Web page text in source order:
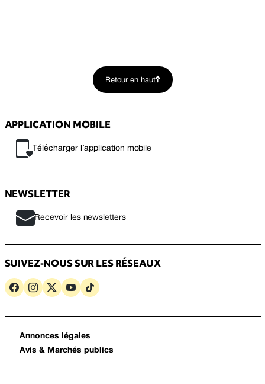
Retour en haut
APPLICATION MOBILE
Télécharger l’application mobile
NEWSLETTER
Recevoir les newsletters
SUIVEZ-NOUS SUR LES RÉSEAUX
Annonces légales
Avis & Marchés publics